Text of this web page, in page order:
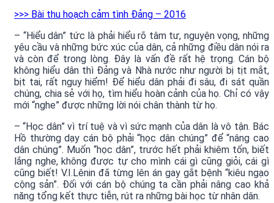
>>> Bài thu hoạch cảm tình Đảng – 2016
– “Hiểu dân” tức là phải hiểu rõ tâm tư, nguyện vọng, những
yêu cầu và những bức xúc của dân, cả những điều dân nói ra
và còn để trong lòng. Đây là vấn đề rất hệ trọng. Cán bộ
không hiểu dân thì Đảng và Nhà nước như người bị tịt mắt,
bịt tai, rất nguy hiểm! Để hiểu dân phải đi sâu, đi sát quần
chúng, chia sẻ với họ, tìm hiểu hoàn cảnh của họ. Chỉ có vậy
mới “nghe” được những lời nói chân thành từ họ.
– “Học dân” vì trí tuệ và vì sức mạnh của dân là vô tận. Bác
Hồ thường dạy cán bộ phải “học dân chúng” để “nâng cao
dân chúng”. Muốn “học dân”, trước hết phải khiêm tốn, biết
lắng nghe, không được tự cho mình cái gì cũng giỏi, cái gì
cũng biết! V.I.Lênin đã từng lên án gay gắt bệnh “kiêu ngạo
cộng sản”. Đối với cán bộ chúng ta cần phải nâng cao khả
năng tổng kết thực tiễn, rút ra những bài học từ nhân dân.